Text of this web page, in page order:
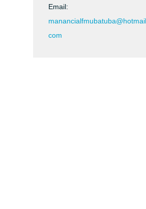
Email:
manancialfmubatuba@hotmail.
com